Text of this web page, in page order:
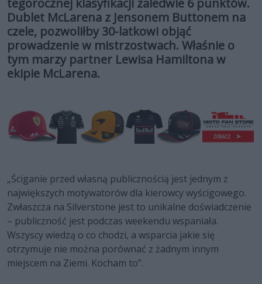
Dublet McLarena z Jensonem Buttonem na
czele, pozwoliłby 30-latkowi objąć
prowadzenie w mistrzostwach. Właśnie o
tym marzy partner Lewisa Hamiltona w
ekipie McLarena.
„Ściganie przed własną publicznością jest jednym z
największych motywatorów dla kierowcy wyścigowego.
Zwłaszcza na Silverstone jest to unikalne doświadczenie
– publiczność jest podczas weekendu wspaniała.
Wszyscy wiedzą o co chodzi, a wsparcia jakie się
otrzymuje nie można porównać z żadnym innym
miejscem na Ziemi. Kocham to”.